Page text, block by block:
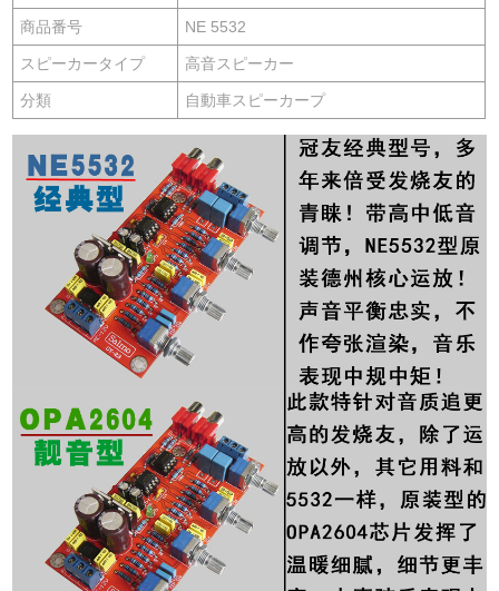
商品番号 NE 5532
スピーカータイプ 高音スピーカー
分類 自動車スピーカープ